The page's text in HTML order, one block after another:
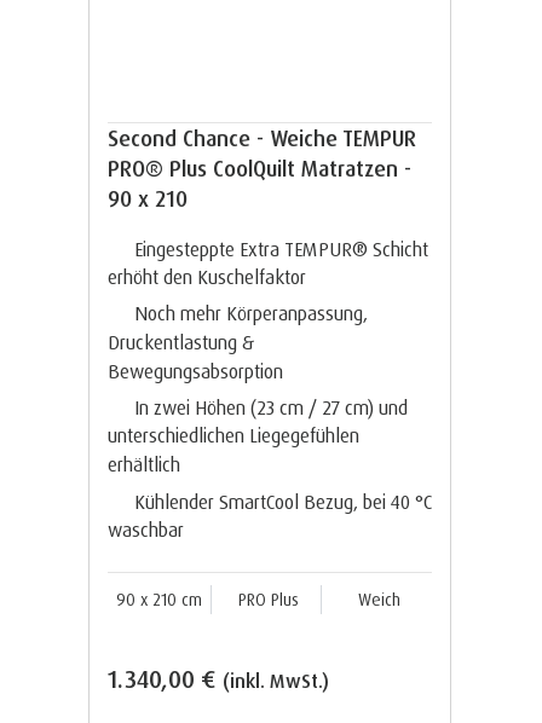
Second Chance - Weiche TEMPUR
PRO® Plus CoolQuilt Matratzen -
90 x 210
Eingesteppte Extra TEMPUR® Schicht
erhöht den Kuschelfaktor
Noch mehr Körperanpassung,
Druckentlastung &
Bewegungsabsorption
In zwei Höhen (23 cm / 27 cm) und
unterschiedlichen Liegegefühlen
erhältlich
Kühlender SmartCool Bezug, bei 40 °C
waschbar
90 x 210 cm PRO Plus Weich
1.340,00 € (inkl. MwSt.)